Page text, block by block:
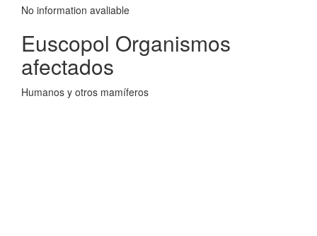
No information avaliable
Euscopol Organismos
afectados
Humanos y otros mamíferos